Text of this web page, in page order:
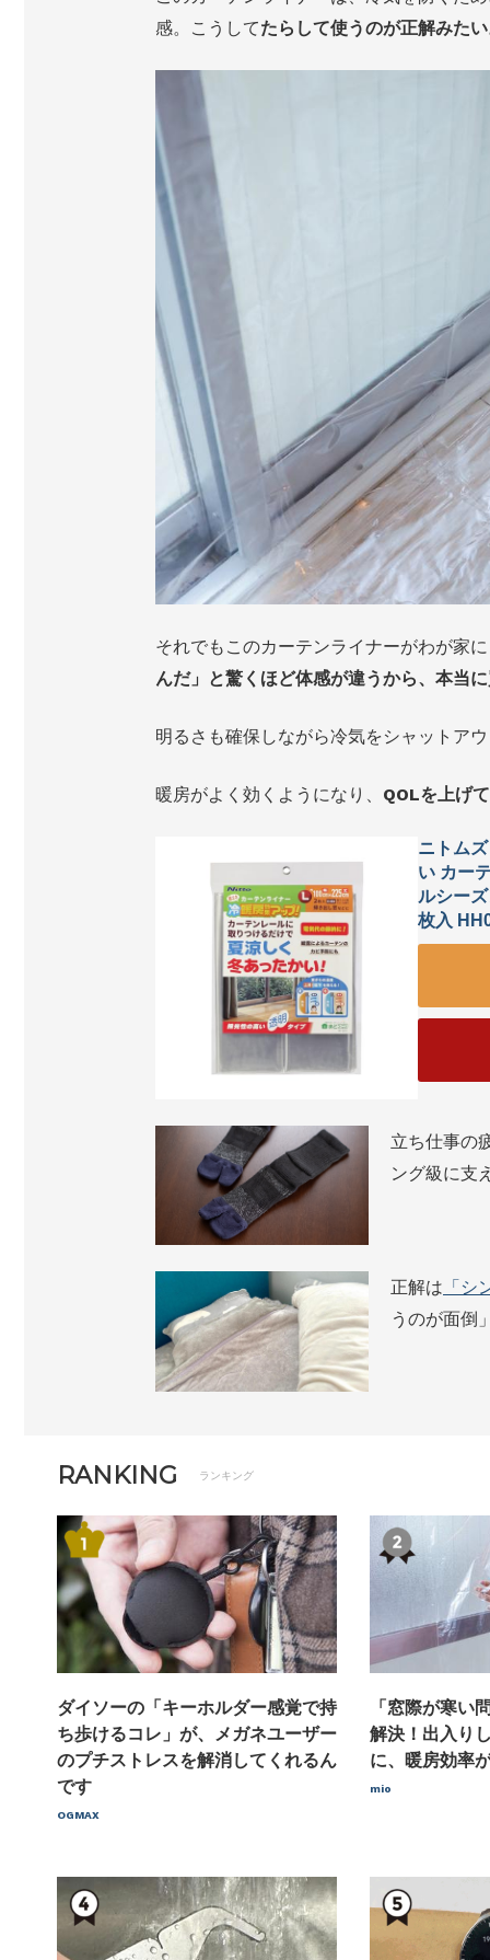
感。こうしてたらして使うのが正解みた
それでもこのカーテンライナーがわが家
んだ」と驚くほど体感が違うから、本当
明るさも確保しながら冷気をシャットア
暖房がよく効くようになり、 QOLを上げ
ニトム
い カー
ルシー
枚入
立ち仕事の
ング級に支
正解は 「
うのが面倒
RANKING ランキング
ダイソーの「キーホルダー感覚で持
ち歩けるコレ」が、メガネユーザー
のプチストレスを解消してくれるん
です
OGMAX
「窓際が寒い
解決！出入り
に、暖房効率
mio